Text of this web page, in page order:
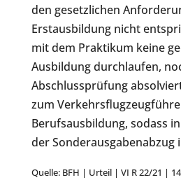
den gesetzlichen
Erstausbildung nicht
mit dem Praktikum keine
Ausbildung durchlaufen,
Abschlussprüfung
zum
Berufsausbildung, sodass
der Sonderausgabenabzug
Quelle: BFH | Urteil | VI R 22/21 |